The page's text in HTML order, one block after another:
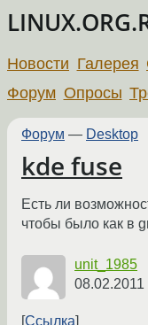
Новости Галерея
Форум Опросы
Форум — Desktop
kde fuse
Есть ли
чтобы было как в
unit_1985
Ссылка